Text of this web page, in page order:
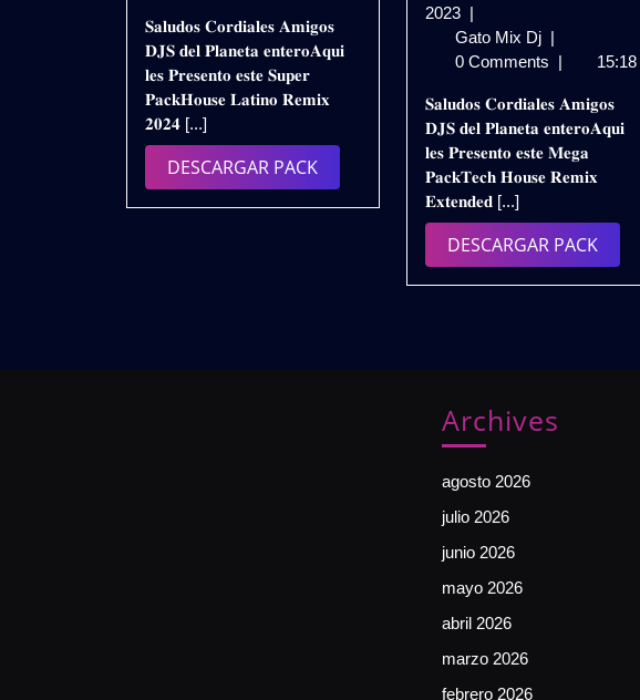
2024
𝗣𝗔𝗖𝗞
𝟮𝟬𝟮𝟰
–
𝗩𝗢𝗟.𝟯
𝐒𝐚𝐥𝐮𝐝𝐨𝐬 𝐂𝐨𝐫𝐝𝐢𝐚𝐥𝐞𝐬 𝐀𝐦𝐢𝐠𝐨𝐬
𝐃𝐉𝐒 𝐝𝐞𝐥 𝐏𝐥𝐚𝐧𝐞𝐭𝐚 𝐞𝐧𝐭𝐞𝐫𝐨𝐀𝐪𝐮𝐢
𝐥𝐞𝐬 𝐏𝐫𝐞𝐬𝐞𝐧𝐭𝐨 𝐞𝐬𝐭𝐞 𝐒𝐮𝐩𝐞𝐫
𝐏𝐚𝐜𝐤𝐇𝐨𝐮𝐬𝐞 𝐋𝐚𝐭𝐢𝐧𝐨 𝐑𝐞𝐦𝐢𝐱
𝟐𝟎𝟐𝟒 [...]
DESCARGAR PACKDESCARGAR
PACK
2023 25
de
noviembre
2023
|
Gato Mix Dj 𝗣𝗔𝗖𝗞
𝗧𝗘𝗖𝗛
𝗥𝗘𝗠𝗜𝗫
𝗘𝗫𝗧𝗘𝗡𝗗𝗘𝗗
𝟮𝟬𝟮𝟯
–
𝗚𝗥𝗔𝗧𝗨𝗜𝗧𝗔)
|
0 Comments | 15:18
𝐒𝐚𝐥𝐮𝐝𝐨𝐬 𝐂𝐨𝐫𝐝𝐢𝐚𝐥𝐞𝐬 𝐀𝐦𝐢𝐠𝐨𝐬
𝐃𝐉𝐒 𝐝𝐞𝐥 𝐏𝐥𝐚𝐧𝐞𝐭𝐚 𝐞𝐧𝐭𝐞𝐫𝐨𝐀𝐪𝐮𝐢
𝐥𝐞𝐬 𝐏𝐫𝐞𝐬𝐞𝐧𝐭𝐨 𝐞𝐬𝐭𝐞 𝐌𝐞𝐠𝐚
𝐏𝐚𝐜𝐤𝐓𝐞𝐜𝐡 𝐇𝐨𝐮𝐬𝐞 𝐑𝐞𝐦𝐢𝐱
𝐄𝐱𝐭𝐞𝐧𝐝𝐞𝐝 [...]
DESCARGAR PACK
PACK
Archives
agosto 2026
julio 2026
junio 2026
mayo 2026
abril 2026
marzo 2026
febrero 2026